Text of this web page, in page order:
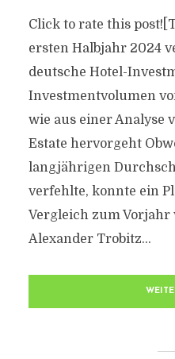
Click to rate this
ersten Halbjahr 2024
deutsche Hotel-
Investmentvolumen
wie aus einer Analyse
Estate hervorgeht
langjährigen
verfehlte, konnte ein
Vergleich zum Vorjahr
Alexander Trobitz...